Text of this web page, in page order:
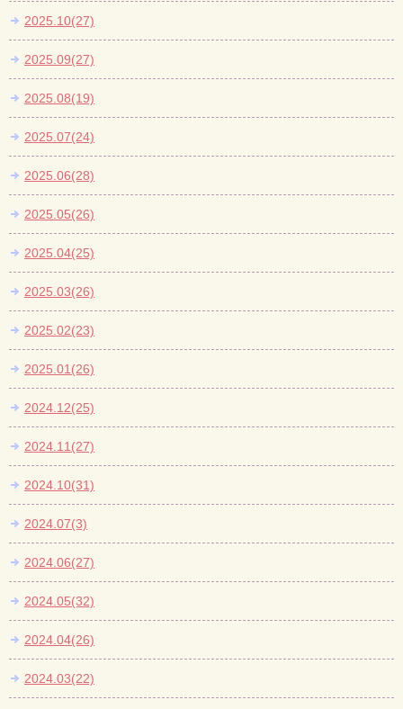
2025.10(27)
2025.09(27)
2025.08(19)
2025.07(24)
2025.06(28)
2025.05(26)
2025.04(25)
2025.03(26)
2025.02(23)
2025.01(26)
2024.12(25)
2024.11(27)
2024.10(31)
2024.07(3)
2024.06(27)
2024.05(32)
2024.04(26)
2024.03(22)